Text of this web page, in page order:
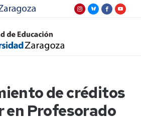
de créditos
en Profesorado